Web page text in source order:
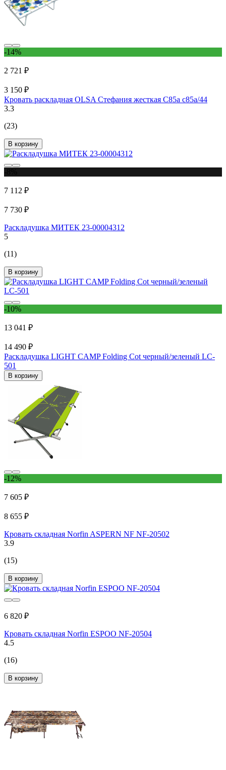
-14%
2 721 ₽
3 150 ₽
Кровать раскладная OLSA Стефания жесткая С85а с85а/44
3.3
(23)
В корзину
7 112 ₽
7 730 ₽
Раскладушка МИТЕК 23-00004312
5
(11)
В корзину
-10%
13 041 ₽
14 490 ₽
Раскладушка LIGHT CAMP Folding Cot черный/зеленый LC-
501
В корзину
-12%
7 605 ₽
8 655 ₽
Кровать складная Norfin ASPERN NF NF-20502
3.9
(15)
В корзину
6 820 ₽
Кровать складная Norfin ESPOO NF-20504
4.5
(16)
В корзину